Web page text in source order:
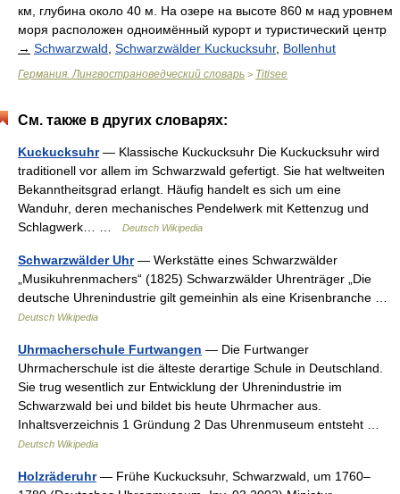
км, глубина около 40 м. На озере на высоте 860 м над уровнем
моря расположен одноимённый курорт и туристический центр
→ Schwarzwald Schwarzwälder Kuckucksuhr, Bollenhut
Германия. Лингвострановедческий словарь > Titisee
См. также в других словарях:
Kuckucksuhr— Klassische Kuckucksuhr Die Kuckucksuhr wird
traditionell vor allem im Schwarzwald gefertigt. Sie hat weltweiten
Bekanntheitsgrad erlangt. Häufig handelt es sich um eine
Wanduhr, deren mechanisches Pendelwerk mit Kettenzug und
Schlagwerk… …
Deutsch Wikipedia
Schwarzwälder Uhr— Werkstätte eines Schwarzwälder
„Musikuhrenmachers“ (1825) Schwarzwälder Uhrenträger „Die
deutsche Uhrenindustrie gilt gemeinhin als eine Krisenbranche …
Deutsch Wikipedia
Uhrmacherschule Furtwangen — Die Furtwanger
Uhrmacherschule ist die älteste derartige Schule in Deutschland.
Sie trug wesentlich zur Entwicklung der Uhrenindustrie im
Schwarzwald bei und bildet bis heute Uhrmacher aus.
Inhaltsverzeichnis 1 Gründung 2 Das Uhrenmuseum entsteht …
Deutsch Wikipedia
Holzräderuhr— Frühe Kuckucksuhr, Schwarzwald, um 1760–